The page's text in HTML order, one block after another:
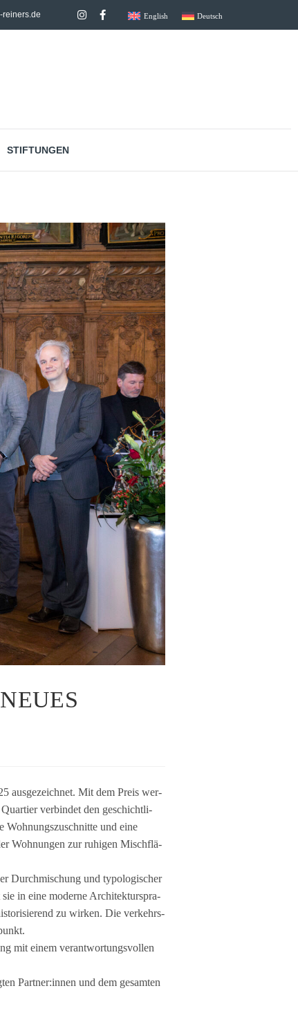
reiners.de English Deutsch
STIFTUNGEN
aus­ge­zeich­net. Mit dem Preis wer­
ver­bin­det den geschicht­li­
Woh­nungs­zu­schnitte und eine
Woh­nun­gen zur ruhi­gen Misch­flä­
Durch­mi­schung und typo­lo­gi­scher
in eine moderne Archi­tek­tur­spra­
zu wir­ken. Die ver­kehrs­
mit einem ver­ant­wor­tungs­vol­len
Partner:innen und dem gesam­ten